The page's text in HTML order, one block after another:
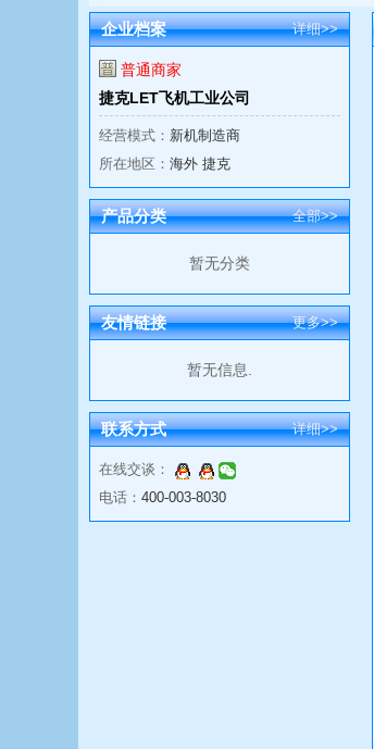
企业档案 详细>>
普通商家
捷克LET飞机工业公司
经营模式： 新机制造商
所在地区： 海外 捷克
产品分类 全部>>
暂无分类
友情链接 更多>>
暂无信息.
联系方式 详细>>
在线交谈：
电话： 400-003-8030